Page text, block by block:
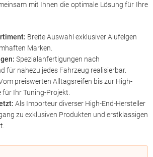
mit Ihnen die optimale Lösung für Ihre
Breite Auswahl exklusiver Alufelgen
Marken.
Spezialanfertigungen nach
für nahezu jedes Fahrzeug realisierbar.
preiswerten Alltagsreifen bis zur High-
Ihr Tuning-Projekt.
Als Importeur diverser High-End-Hersteller
zu exklusiven Produkten und erstklassigen